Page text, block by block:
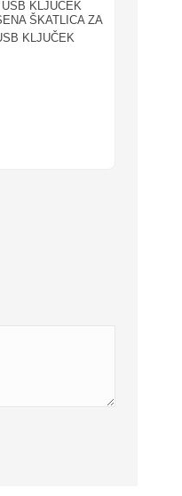
ŠKATLICA ZA
KLJUČEK